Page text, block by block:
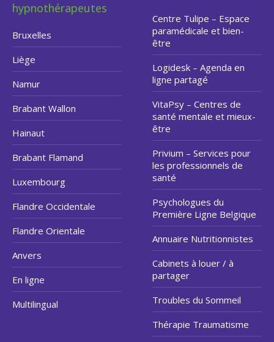
hypnothérapeutes
Bruxelles
Liège
Namur
Brabant Wallon
Hainaut
Brabant Flamand
Luxembourg
Flandre Occidentale
Flandre Orientale
Anvers
En ligne
Multilingual
Centre Tulipe – Espace
paramédicale et bien-
être
Logidesk – Agenda en
ligne partagé
VitaPsy – Centres de
santé mentale et mieux-
être
Privium – Services pour
les professionnels de
santé
Psychologues du
Première Ligne Belgique
Annuaire Nutritionnistes
Cabinets à louer / à
partager
Troubles du Sommeil
Thérapie Traumatisme